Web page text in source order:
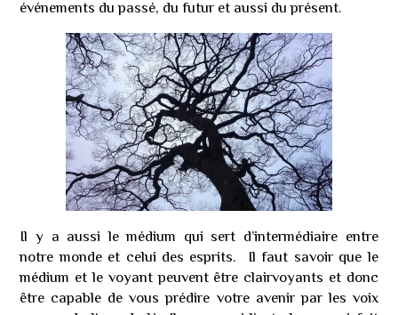
événements du passé, du futur et aussi du présent.
Il y a aussi le médium qui sert d’intermédiaire entre
notre monde et celui des esprits. Il faut savoir que le
médium et le voyant peuvent être clairvoyants et donc
être capable de vous prédire votre avenir par les voix